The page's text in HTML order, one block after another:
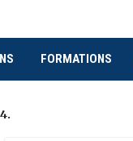
FORMATIONS